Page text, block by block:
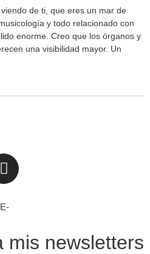
de ti, que eres un mar de
y todo relacionado con
enorme. Creo que los órganos y
una visibilidad mayor. Un
mis newsletters